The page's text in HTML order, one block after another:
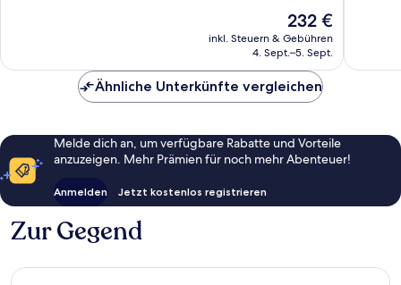
Der
Preis
beträgt
232 €
inkl. Steuern & Gebühren
4. Sept.–5. Sept.
Ähnliche Unterkünfte vergleichen
Melde dich an, um verfügbare Rabatte und Vorteile
anzuzeigen. Mehr Prämien für noch mehr Abenteuer!
Anmelden Jetzt kostenlos registrieren
Zur Gegend